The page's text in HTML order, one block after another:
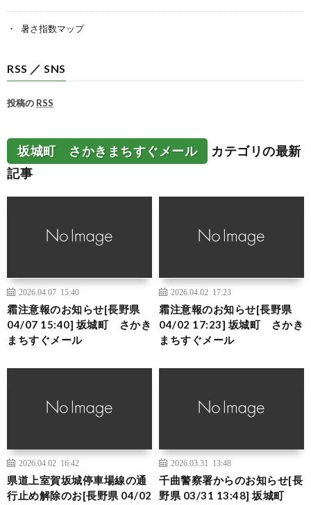
暑さ指数マップ
RSS ／ SNS
投稿の RSS
坂城町 さかきまちすぐメール
カテゴリの最新
記事
2026.04.07 15:40
霜注意報のお知らせ[長野県
04/07 15:40] 坂城町 さかき
まちすぐメール
2026.04.02 17:23
霜注意報のお知らせ[長野県
04/02 17:23] 坂城町 さかき
まちすぐメール
2026.04.02 16:42
県道上室賀坂城停車場線の通
行止め解除のお[長野県 04/02
2026.03.31 13:48
千曲警察署からのお知らせ[長
野県 03/31 13:48] 坂城町